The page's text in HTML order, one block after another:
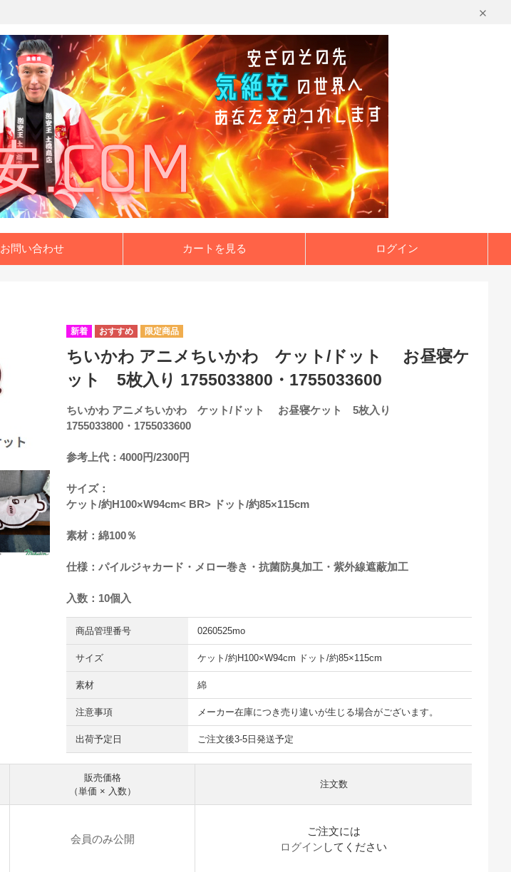
お問い合わせ カートを見る ログイン
ちいかわ アニメちいかわ ケット/ドット お昼寝ケ
ット 5枚入り 1755033800・1755033600
ちいかわ アニメちいかわ ケット/ドット お昼寝ケット 5枚入り
1755033800・1755033600
参考上代：4000円/2300円
サイズ：
ケット/約H100×W94cm< BR> ドット/約85×115cm
素材：綿100％
仕様：パイルジャカード・メロー巻き・抗菌防臭加工・紫外線遮蔽加工
入数：10個入
商品管理番号 0260525mo
サイズ ケット/約H100×W94cm ドット/約85×115cm
素材 綿
注意事項 メーカー在庫につき売り違いが生じる場合がございます。
出荷予定日 ご注文後3-5日発送予定
販売価格
（単価 × 入数）
注文数
会員のみ公開
ご注文には
ログイン してください